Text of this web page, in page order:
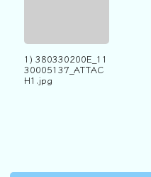
1) 380330200E_11
30005137_ATTAC
H1.jpg